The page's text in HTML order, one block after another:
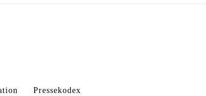
Pressekodex